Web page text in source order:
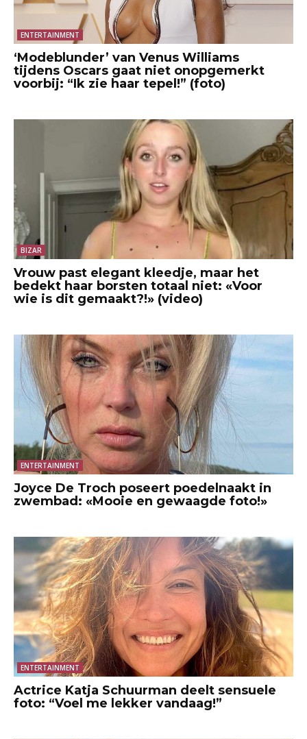
ENTERTAINMENT
‘Modeblunder’ van Venus Williams
tijdens Oscars gaat niet onopgemerkt
voorbij: “Ik zie haar tepel!” (foto)
BIZAR
Vrouw past elegant kleedje, maar het
bedekt haar borsten totaal niet: «Voor
wie is dit gemaakt?!» (video)
ENTERTAINMENT
Joyce De Troch poseert poedelnaakt in
zwembad: «Mooie en gewaagde foto!»
ENTERTAINMENT
Actrice Katja Schuurman deelt sensuele
foto: “Voel me lekker vandaag!”